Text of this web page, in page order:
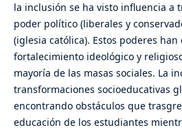
la inclusión se ha visto influencia a
poder político (liberales y
(iglesia católica). Estos poderes han
fortalecimiento ideológico y
mayoría de las masas sociales. La
transformaciones socioeducativas
encontrando obstáculos que
educación de los estudiantes